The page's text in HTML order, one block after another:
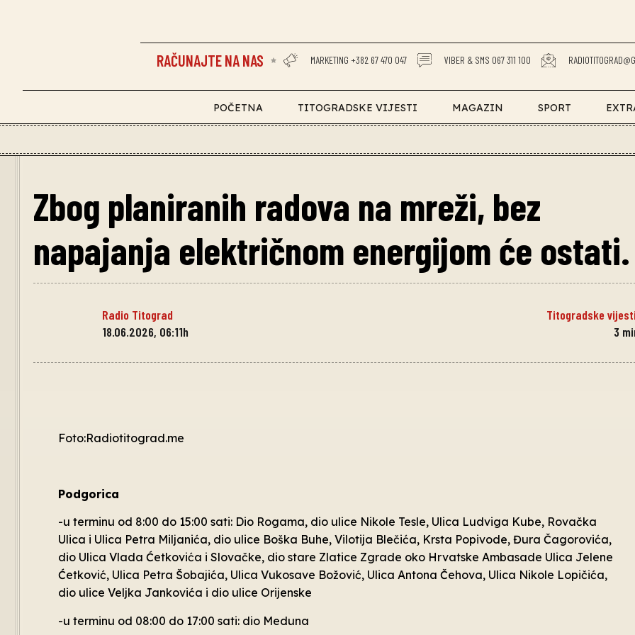
RAČUNAJTE NA NAS MARKETING +382 67 470 047 VIBER & SMS 067 311 100
POČETNA TITOGRADSKE VIJESTI MAGAZIN SPORT
Zbog planiranih radova na mreži, bez
napajanja električnom energijom će ostati.
Radio Titograd
Titogradske
18.06.2026, 06:11h
3
Foto:Radiotitograd.me
Podgorica
-u terminu od 8:00 do 15:00 sati: Dio Rogama, dio ulice Nikole Tesle, Ulica Ludviga Kube, Rovačka
Ulica i Ulica Petra Miljanića, dio ulice Boška Buhe, Vilotija Blečića, Krsta Popivode, Đura Čagorovića,
dio Ulica Vlada Ćetkovića i Slovačke, dio stare Zlatice Zgrade oko Hrvatske Ambasade Ulica Jelene
Ćetković, Ulica Petra Šobajića, Ulica Vukosave Božović, Ulica Antona Čehova, Ulica Nikole Lopičića,
dio ulice Veljka Jankovića i dio ulice Orijenske
-u terminu od 08:00 do 17:00 sati: dio Meduna